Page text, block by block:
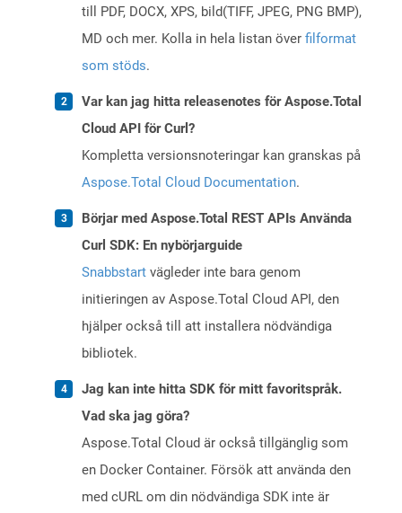
till PDF, DOCX, XPS, bild(TIFF, JPEG, PNG BMP),
MD och mer. Kolla in hela listan över filformat
som stöds.
Var kan jag hitta releasenotes för Aspose.Total
Cloud API för Curl?
Kompletta versionsnoteringar kan granskas på
Aspose.Total Cloud Documentation.
Börjar med Aspose.Total REST APIs Använda
Curl SDK: En nybörjarguide
Snabbstart vägleder inte bara genom
initieringen av Aspose.Total Cloud API, den
hjälper också till att installera nödvändiga
bibliotek.
Jag kan inte hitta SDK för mitt favoritspråk.
Vad ska jag göra?
Aspose.Total Cloud är också tillgänglig som
en Docker Container. Försök att använda den
med cURL om din nödvändiga SDK inte är